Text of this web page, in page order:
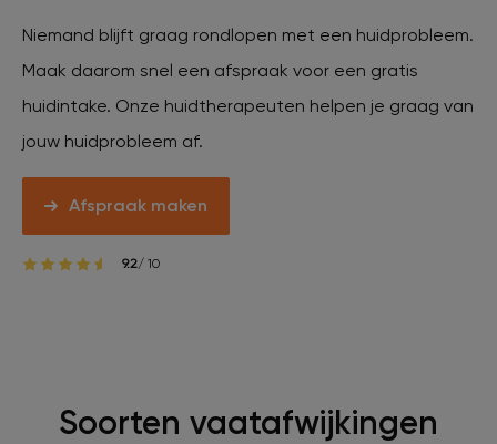
Niemand blijft graag rondlopen met een huidprobleem.
Maak daarom snel een afspraak voor een gratis
huidintake. Onze huidtherapeuten helpen je graag van
jouw huidprobleem af.
Afspraak maken
9.2/ 10
Soorten vaatafwijkingen
Contact
Ontstaansgeschiedenis
Over ons Locaties